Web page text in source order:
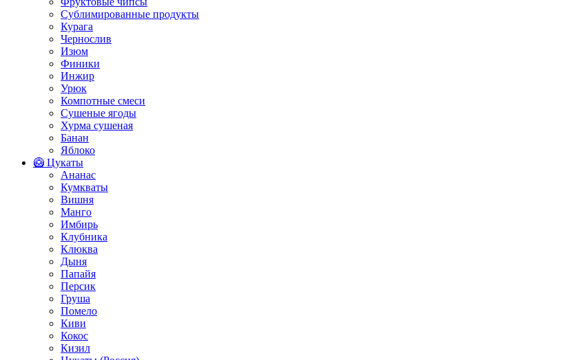
Сублимированные продукты
Курага
Чернослив
Изюм
Финики
Инжир
Урюк
Компотные смеси
Сушеные ягоды
Хурма сушеная
Банан
Яблоко
🥝 Цукаты
Ананас
Кумкваты
Вишня
Манго
Имбирь
Клубника
Клюква
Дыня
Папайя
Персик
Груша
Помело
Киви
Кокос
Кизил